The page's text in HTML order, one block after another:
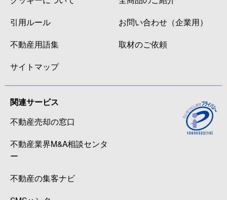
みどりの
3,200万円
みどりの
みどりの
3,000万円
みどりの
みどりの
みどりの中央
みどりの東
3,700万円
みどりの東
引用ルール
不動産用語集
サイトマップ
お問い合わせ（企業用）
取材のご依頼
関連サービス
不動産売却の窓口
不動産業界M&A相談センタ
ー
不動産の集客ナビ